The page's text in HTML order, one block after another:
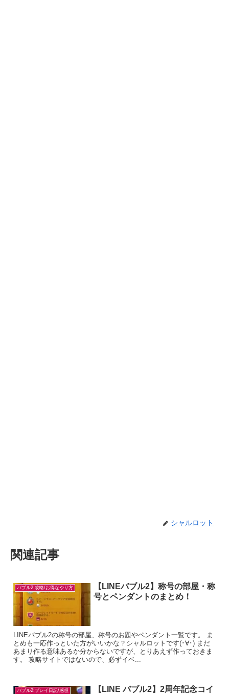
シャルロット
関連記事
バブル2:攻略/お得なやり方
【LINEバブル2】称号の部屋・称
号とペンダントのまとめ！
LINEバブル2の称号の部屋、称号のお題やペンダント一覧です。 ま
とめも一応作っといた方がいいかな？シャルロットです(･∀･) まだ
あまり作る意味あるか分からないですが、とりあえず作っておきま
す。 攻略サイトではないので、必ずイベ...
バブル2:プレイ日記/感想
【LINE バブル2】2周年記念コイ